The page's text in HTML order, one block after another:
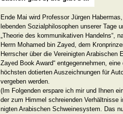
Ende Mai wird Professor Jürgen
lebenden Sozialphilosophen unserer Tage
„Theorie des kommunikativen Handelns“,
Herrn Mohamed bin Zayed, dem
Herrscher über die Vereinigten Arabischen
Zayed Book Award“ entgegennehmen,
höchsten dotierten Auszeichnungen für
vergeben werden.
(Im Folgenden erspare ich mir und Ihnen
der zum Himmel schreienden Verhältnisse
nigten Arabischen Schweinesystem. Das